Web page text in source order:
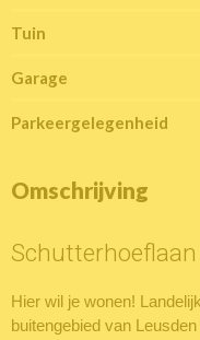
Tuin
Garage
Parkeergelegenheid
Omschrijving
Schutterhoeflaan
Hier wil je wonen!
buitengebied van